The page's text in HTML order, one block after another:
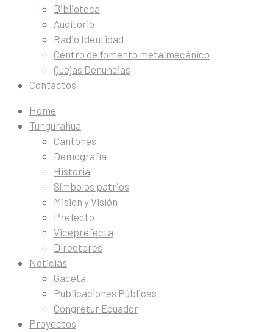
Biblioteca
Auditorio
Radio Identidad
Centro de fomento metalmecánico
Quejas Denuncias
Contactos
Home
Tungurahua
Cantones
Demografía
Historia
Símbolos patrios
Misión y Visión
Prefecto
Viceprefecta
Directores
Noticias
Gaceta
Publicaciones Públicas
Congretur Ecuador
Proyectos